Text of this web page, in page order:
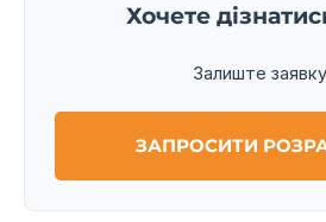
Хочете
Залиште
ЗАПРОСИТИ